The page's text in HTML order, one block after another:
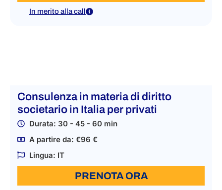
In merito alla call
Consulenza in materia di diritto
societario in Italia per privati
Durata: 30 - 45 - 60 min
A partire da: €96 €
Lingua: IT
PRENOTA ORA